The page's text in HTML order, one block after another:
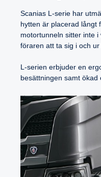
Scanias L-serie har
hytten är placerad långt
motortunneln sitter inte
föraren att ta sig i och
L-serien erbjuder en
besättningen samt ökad